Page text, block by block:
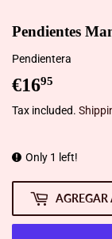
Pendientes
Pendientera
€1695
Tax included.
Only 1 left!
AGREGAR